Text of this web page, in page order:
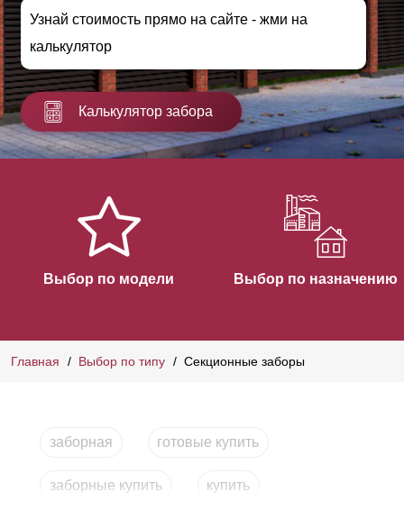
Узнай стоимость прямо на сайте - жми на
калькулятор
Калькулятор забора
Выбор по модели Выбор по назначению
Главная Выбор по типу Секционные заборы
заборная готовые купить
заборные купить купить